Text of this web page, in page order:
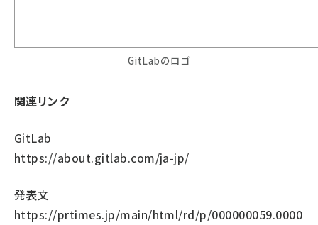
GitLabのロゴ
関連リンク
GitLab
https://about.gitlab.com/ja-jp/
発表文
https://prtimes.jp/main/html/rd/p/000000059.0000